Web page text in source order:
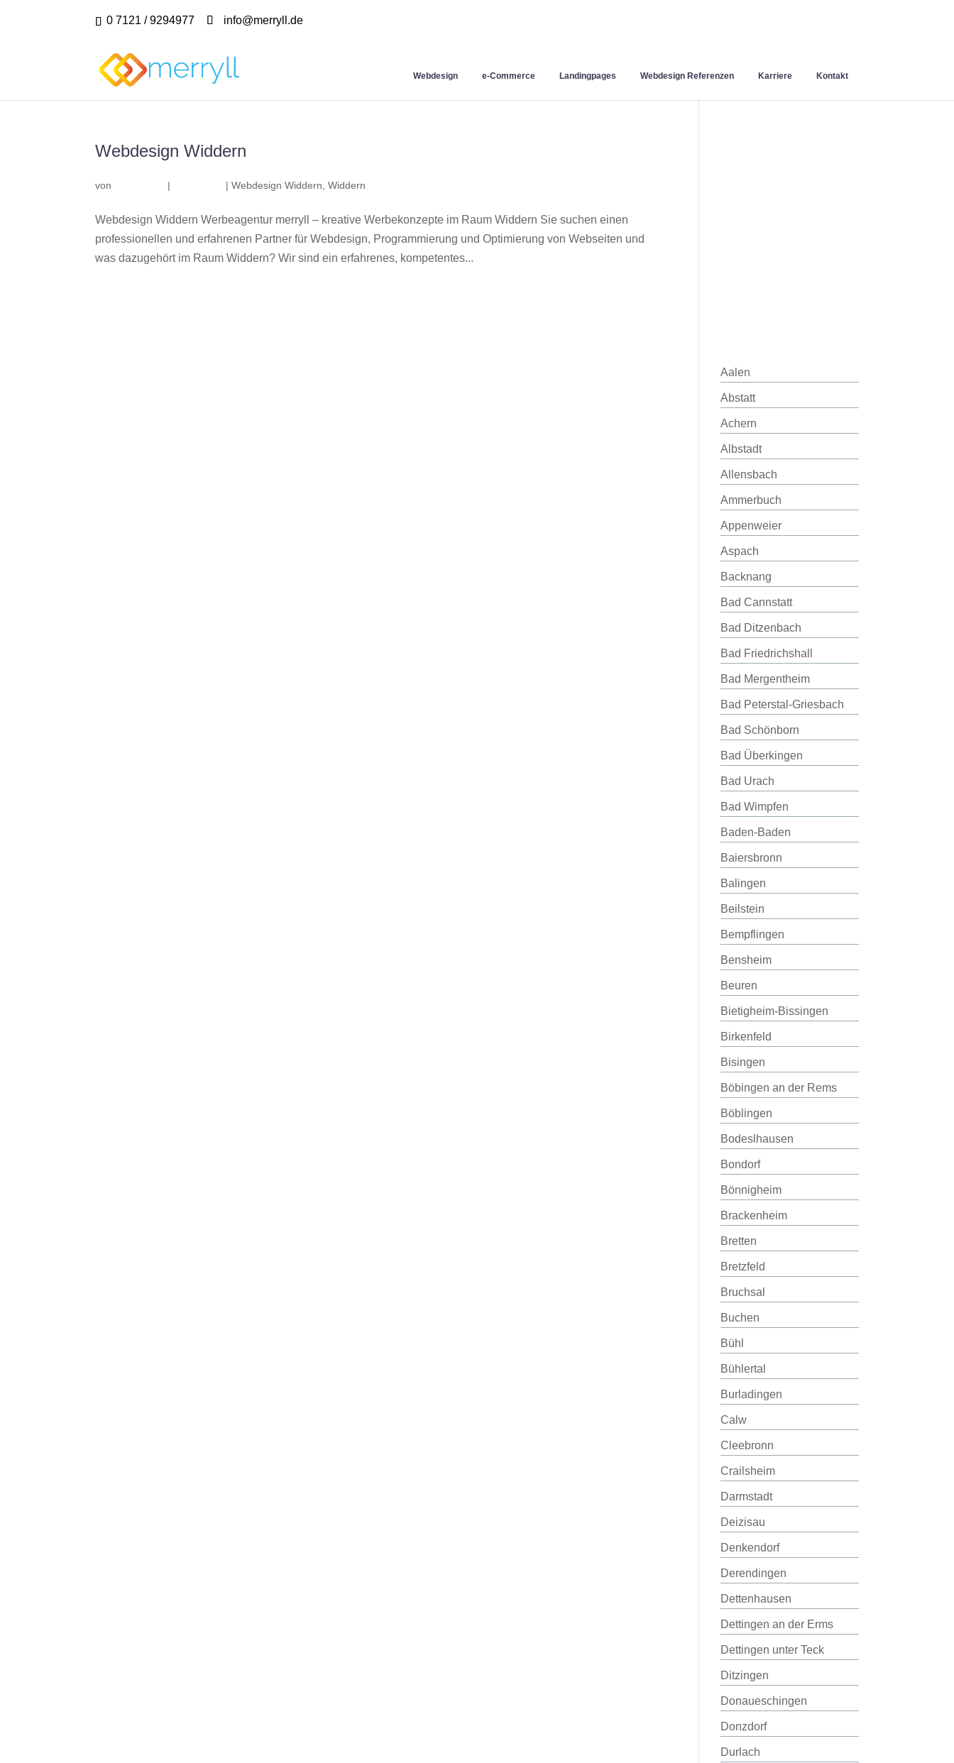
0 7121 / 9294977 info@merryll.de
Webdesign e-Commerce Landingpages Webdesign Referenzen Karriere Kontakt
Webdesign Widdern
von | |Webdesign Widdern ,Widdern
Webdesign Widdern Werbeagentur merryll – kreative Werbekonzepte im Raum Widdern Sie suchen einen
professionellen und erfahrenen Partner für Webdesign, Programmierung und Optimierung von Webseiten und
was dazugehört im Raum Widdern? Wir sind ein erfahrenes, kompetentes...
Aalen
Abstatt
Achern
Albstadt
Allensbach
Ammerbuch
Appenweier
Aspach
Backnang
Bad Cannstatt
Bad Ditzenbach
Bad Friedrichshall
Bad Mergentheim
Bad Peterstal-Griesbach
Bad Schönborn
Bad Überkingen
Bad Urach
Bad Wimpfen
Baden-Baden
Baiersbronn
Balingen
Beilstein
Bempflingen
Bensheim
Beuren
Bietigheim-Bissingen
Birkenfeld
Bisingen
Böbingen an der Rems
Böblingen
Bodeslhausen
Bondorf
Bönnigheim
Brackenheim
Bretten
Bretzfeld
Bruchsal
Buchen
Bühl
Bühlertal
Burladingen
Calw
Cleebronn
Crailsheim
Darmstadt
Deizisau
Denkendorf
Derendingen
Dettenhausen
Dettingen an der Erms
Dettingen unter Teck
Ditzingen
Donaueschingen
Donzdorf
Durlach